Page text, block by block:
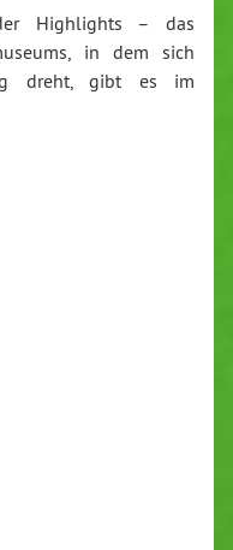
Highlights – das
in dem sich
dreht, gibt es im